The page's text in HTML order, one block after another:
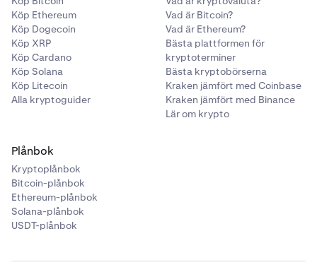
Köp Ethereum
Köp Dogecoin
Köp XRP
Köp Cardano
Köp Solana
Köp Litecoin
Alla kryptoguider
Vad är Bitcoin?
Vad är Ethereum?
Bästa plattformen för
kryptoterminer
Bästa kryptobörserna
Kraken jämfört med Coinbase
Kraken jämfört med Binance
Lär om krypto
Plånbok
Kryptoplånbok
Bitcoin-plånbok
Ethereum-plånbok
Solana-plånbok
USDT-plånbok